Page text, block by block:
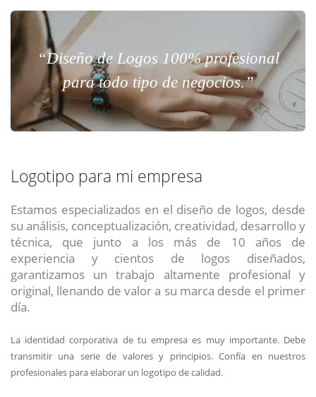
“Diseño de Logos 100% profesional
para todo tipo de negocios.”
Logotipo para mi empresa
Estamos especializados en el diseño de logos, desde
su análisis, conceptualización, creatividad, desarrollo y
técnica, que junto a los más de 10 años de
experiencia y cientos de logos diseñados,
garantizamos un trabajo altamente profesional y
original, llenando de valor a su marca desde el primer
día.
La identidad corporativa de tu empresa es muy importante. Debe
transmitir una serie de valores y principios. Confía en nuestros
profesionales para elaborar un logotipo de calidad.